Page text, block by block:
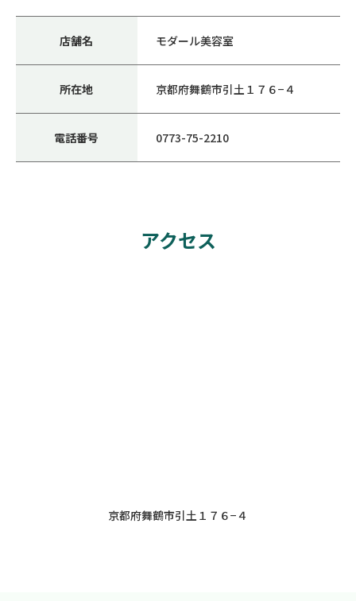
店舗名 モダール美容室
所在地 京都府舞鶴市引土１７６−４
電話番号 0773-75-2210
アクセス
京都府舞鶴市引土１７６−４